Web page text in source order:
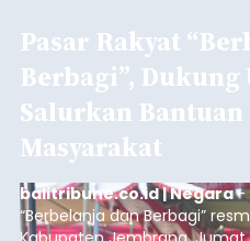
Pasar Rakyat
Berbagi”, Dukung
Salurkan
Masyarakat
balitribune.co.id | Negara-
“Berbelanja dan Berbagi”